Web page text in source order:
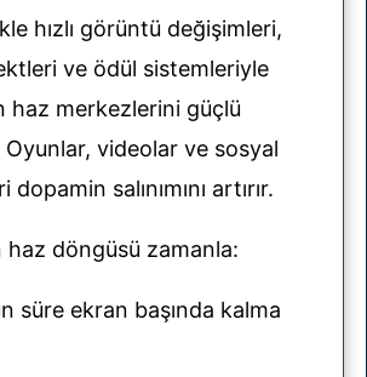
hızlı görüntü değişimleri,
ve ödül sistemleriyle
haz merkezlerini güçlü
Oyunlar, videolar ve sosyal
salınımını artırır.
haz döngüsü zamanla:
süre ekran başında kalma